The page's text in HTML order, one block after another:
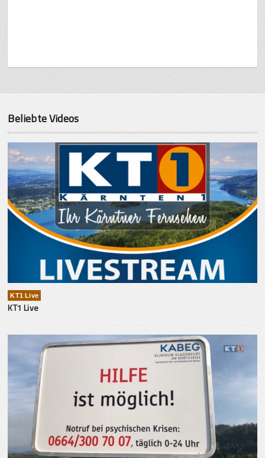
Beliebte Videos
KT1 Live
KT1 Live